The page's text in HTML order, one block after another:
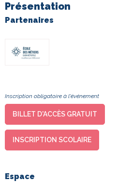
Présentation
Partenaires
Inscription obligatoire à l'événement
BILLET D'ACCÈS GRATUIT
INSCRIPTION SCOLAIRE
Espace